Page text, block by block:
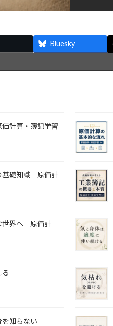
Bluesky
計算・簿記学習
基礎知識｜原価計
世界へ｜原価計
る
を知らない